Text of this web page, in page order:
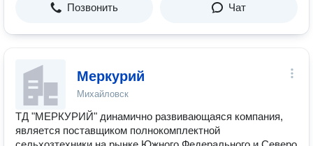
Позвонить Чат
Меркурий
Михайловск
ТД "МЕРКУРИЙ" динамично развивающаяся компания,
является поставщиком полнокомплектной